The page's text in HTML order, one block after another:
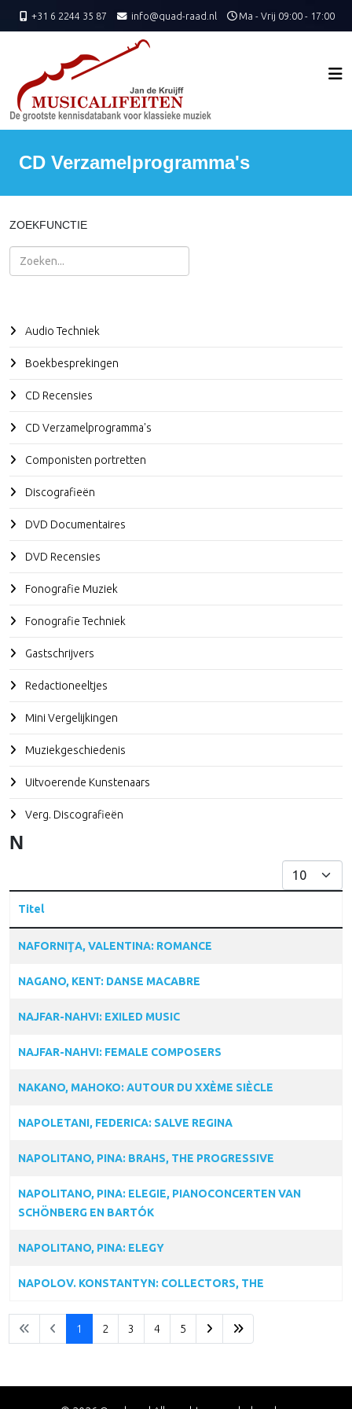
+31 6 2244 35 87 info@quad-raad.nl Ma - Vrij 09:00 - 17:00
CD Verzamelprogramma's
ZOEKFUNCTIE
Zoeken
Audio Techniek
Boekbesprekingen
CD Recensies
CD Verzamelprogramma's
Componisten portretten
Discografieën
DVD Documentaires
DVD Recensies
Fonografie Muziek
Fonografie Techniek
Gastschrijvers
Redactioneeltjes
Mini Vergelijkingen
Muziekgeschiedenis
Uitvoerende Kunstenaars
Verg. Discografieën
N
Toon #
Titel
NAFORNIŢA, VALENTINA: ROMANCE
NAGANO, KENT: DANSE MACABRE
NAJFAR-NAHVI: EXILED MUSIC
NAJFAR-NAHVI: FEMALE COMPOSERS
NAKANO, MAHOKO: AUTOUR DU XXÈME SIÈCLE
NAPOLETANI, FEDERICA: SALVE REGINA
NAPOLITANO, PINA: BRAHS, THE PROGRESSIVE
NAPOLITANO, PINA: ELEGIE, PIANOCONCERTEN VAN
SCHÖNBERG EN BARTÓK
NAPOLITANO, PINA: ELEGY
NAPOLOV. KONSTANTYN: COLLECTORS, THE
1 2 3 4 5